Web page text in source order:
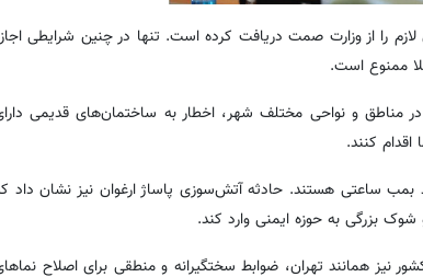
را از وزارت صمت دریافت کرده است. تنها در چنین شرایطی
ممنوع است.
مناطق و نواحی مختلف شهر، اخطار به ساختمان‌های قدیمی
کنند.
بمب ساعتی هستند. حادثه آتش‌سوزی پاساژ ارغوان نیز نشان داد
بزرگی به حوزه ایمنی وارد کند.
نیز همانند تهران، ضوابط سختگیرانه و منطقی برای اصلاح